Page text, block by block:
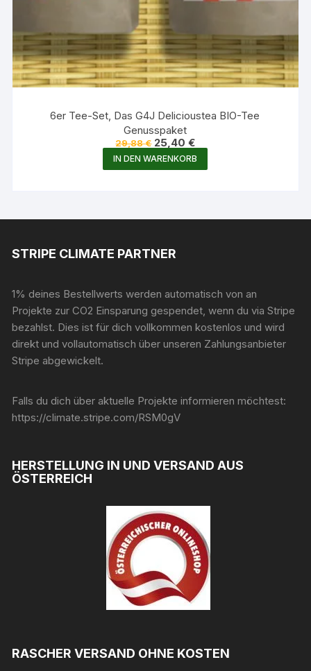
6er Tee-Set, Das G4J Delicioustea BIO-Tee
Genusspaket
29,88€ Ursprünglicher
Preis
war:
29,88 €
25,40€Aktueller
Preis
ist:
25,40 €.
IN DEN WARENKORB
STRIPE CLIMATE PARTNER
1% deines Bestellwerts werden automatisch von an
Projekte zur CO2 Einsparung gespendet, wenn du via Stripe
bezahlst. Dies ist für dich vollkommen kostenlos und wird
direkt und vollautomatisch über unseren Zahlungsanbieter
Stripe abgewickelt.
Falls du dich über aktuelle Projekte informieren möchtest:
https://climate.stripe.com/RSM0gV
HERSTELLUNG IN UND VERSAND AUS
ÖSTERREICH
RASCHER VERSAND OHNE KOSTEN